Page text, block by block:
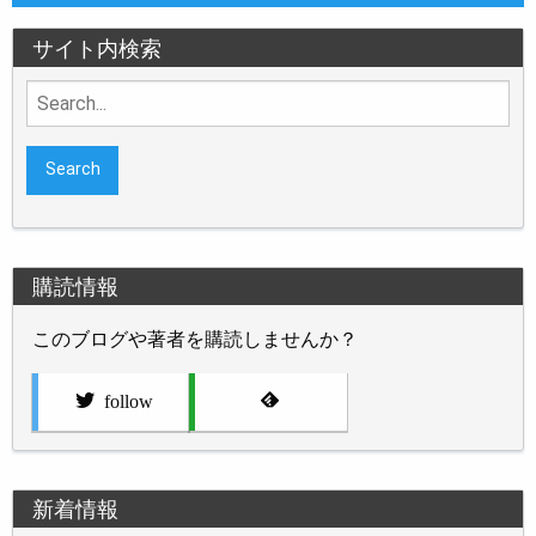
サイト内検索
Search
for:
購読情報
このブログや著者を購読しませんか？
follow
新着情報